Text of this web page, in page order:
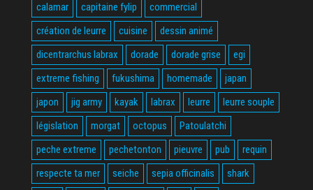
calamar
capitaine fylip
commercial
création de leurre
cuisine
dessin animé
dicentrarchus labrax
dorade dorade grise
egi
extreme fishing
fukushima homemade
japan
japon
jig army kayak labrax leurre
leurre souple
législation
morgat octopus
Patoulatchi
peche extreme
pechetonton pieuvre pub
requin
respecte ta mer
seiche sepia officinalis
shark